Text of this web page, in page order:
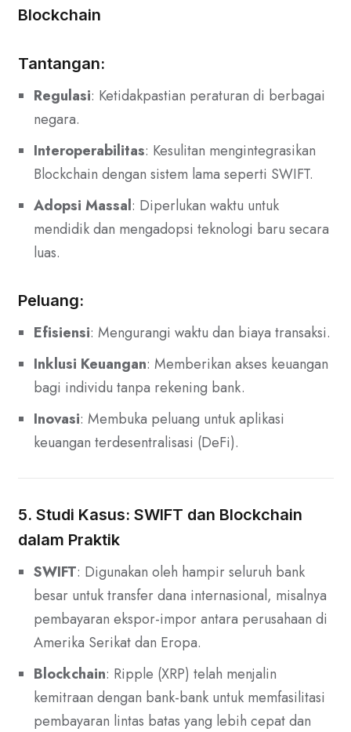
Blockchain
Tantangan:
Regulasi: Ketidakpastian peraturan di berbagai
negara.
Interoperabilitas: Kesulitan mengintegrasikan
Blockchain dengan sistem lama seperti SWIFT.
Adopsi Massal: Diperlukan waktu untuk
mendidik dan mengadopsi teknologi baru secara
luas.
Peluang:
Efisiensi: Mengurangi waktu dan biaya transaksi.
Inklusi Keuangan: Memberikan akses keuangan
bagi individu tanpa rekening bank.
Inovasi: Membuka peluang untuk aplikasi
keuangan terdesentralisasi (DeFi).
5. Studi Kasus: SWIFT dan Blockchain
dalam Praktik
SWIFT: Digunakan oleh hampir seluruh bank
besar untuk transfer dana internasional, misalnya
pembayaran ekspor-impor antara perusahaan di
Amerika Serikat dan Eropa.
Blockchain: Ripple (XRP) telah menjalin
kemitraan dengan bank-bank untuk memfasilitasi
pembayaran lintas batas yang lebih cepat dan